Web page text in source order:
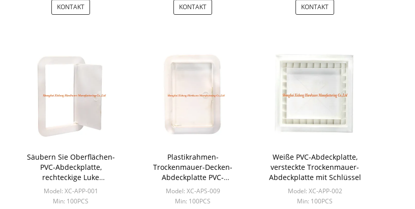
KONTAKT KONTAKT KONTAKT
Säubern Sie Oberflächen-
PVC-Abdeckplatte,
rechteckige Luke
Trockenmauer-Abdeckplatte
Hobie
Model: XC-APP-001
Min: 100PCS
Plastikrahmen-
Trockenmauer-Decken-
Abdeckplatte PVC-
Rahmenkonstruktion
Model: XC-APS-009
Min: 100PCS
Weiße PVC-Abdeckplatte,
versteckte Trockenmauer-
Abdeckplatte mit Schlüssel
Model: XC-APP-002
Min: 100PCS